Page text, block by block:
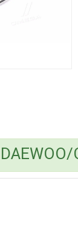
DAEWOO/